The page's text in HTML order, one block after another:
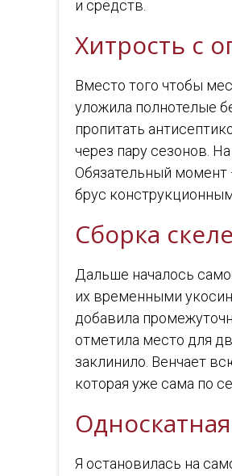
и средств.
Хитрость с
Вместо того чтобы
уложила полнотелые
пропитать
через пару сезонов.
Обязательный момент
брус
Сборка
Дальше началось
их временными
добавила
отметила место для
заклинило. Венчает
которая уже сама по
Я остановилась на